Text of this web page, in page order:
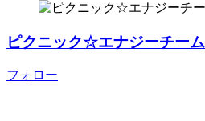
ピクニック☆エナジーチーム
フォロー